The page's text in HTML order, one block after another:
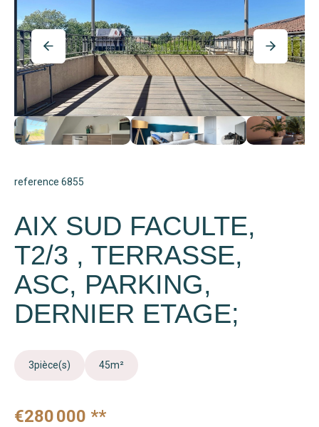
Nos Équipes
Nos Tarifs
Nos Biens Vendus
Notre City Guide
reference 6855
AIX SUD FACULTE,
T2/3 , TERRASSE,
ASC, PARKING,
DERNIER ETAGE;
3pièce(s) 45m²
€280 000 **